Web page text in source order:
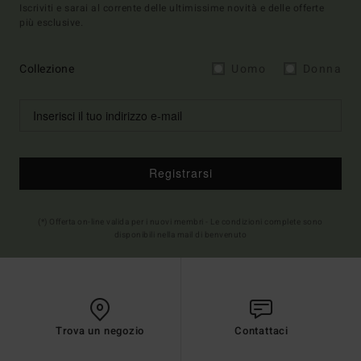
Iscriviti e sarai al corrente delle ultimissime novità e delle offerte
più esclusive.
Collezione
Registrarsi
Trova un negozio Contattaci